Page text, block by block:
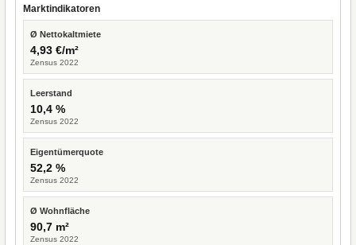
Marktindikatoren
Ø Nettokaltmiete
4,93 €/m²
Zensus 2022
Leerstand
10,4 %
Zensus 2022
Eigentümerquote
52,2 %
Zensus 2022
Ø Wohnfläche
90,7 m²
Zensus 2022